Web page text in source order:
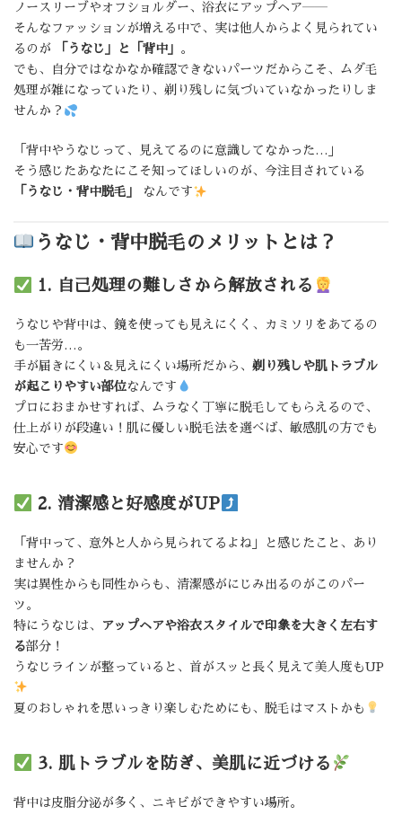
ノースリーブやオフショルダー、浴衣にアップヘア――
そんなファッションが増える中で、実は他人からよく見られてい
るのが
「うなじ」と「背中」 。
でも、自分ではなかなか確認できないパーツだからこそ、ムダ毛
処理が雑になっていたり、剃り残しに気づいていなかったりしま
せんか？
「背中やうなじって、見えてるのに意識してなかった…」
そう感じたあなたにこそ知ってほしいのが、今注目されている
「うなじ・背中脱毛」
なんです
うなじ・背中脱毛のメリットとは？
1. 自己処理の難しさから解放される
うなじや背中は、鏡を使っても見えにくく、カミソリをあてるの
も一苦労…。
手が届きにくい＆見えにくい場所だから、 剃り残しや肌トラブル
が起こりやすい部位なんです
プロにおまかせすれば、ムラなく丁寧に脱毛してもらえるので、
仕上がりが段違い！肌に優しい脱毛法を選べば、敏感肌の方でも
安心です
2. 清潔感と好感度がUP
「背中って、意外と人から見られてるよね」と感じたこと、あり
ませんか？
実は異性からも同性からも、清潔感がにじみ出るのがこのパー
ツ。
特にうなじは、
アップヘアや浴衣スタイルで印象を大きく左右す
る部分！
うなじラインが整っていると、首がスッと長く見えて美人度もUP
夏のおしゃれを思いっきり楽しむためにも、脱毛はマストかも
3. 肌トラブルを防ぎ、美肌に近づける
背中は皮脂分泌が多く、ニキビができやすい場所。